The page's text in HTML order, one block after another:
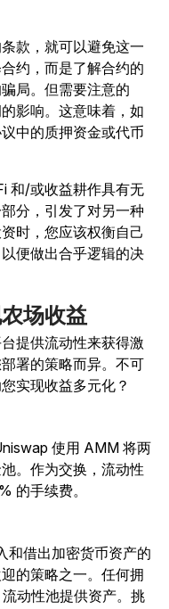
款，就可以避免这一
约，而是了解合约的
局。但需要注意的
影响。这意味着，如
中的质押资金或代币
和/或收益耕作具有无
分，引发了对另一种
时，您应该权衡自己
便做出合乎逻辑的决
场收益
提供流动性来获得激
署的策略而异。不可
实现收益多元化？
使用 AMM 将两
。作为交换，流动性
的手续费。
和借出加密货币资产的
的策略之一。任何拥
动性池提供资产。挑